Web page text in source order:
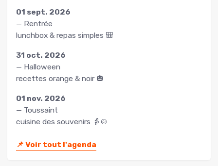
01 sept. 2026
— Rentrée
lunchbox & repas simples 🎒
31 oct. 2026
— Halloween
recettes orange & noir 🎃
01 nov. 2026
— Toussaint
cuisine des souvenirs 👵🍲
📌 Voir tout l'agenda